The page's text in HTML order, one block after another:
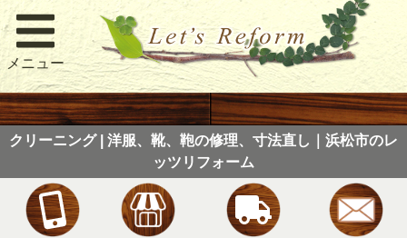
メニュー
クリーニング | 洋服、靴、鞄の修理、寸法直し｜浜松市のレ
ッツリフォーム